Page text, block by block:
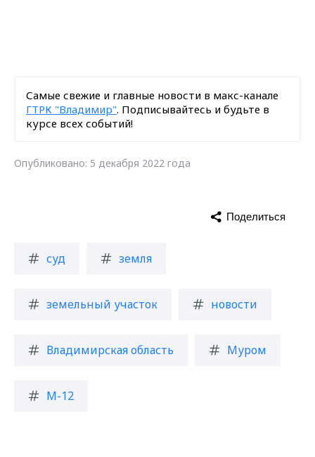
Самые свежие и главные новости в макс-канале
ГТРК "Владимир". Подписывайтесь и будьте в
курсе всех событий!
Опубликовано: 5 декабря 2022 года
суд земля
земельный участок новости
Владимирская область Муром
М-12
Поделиться